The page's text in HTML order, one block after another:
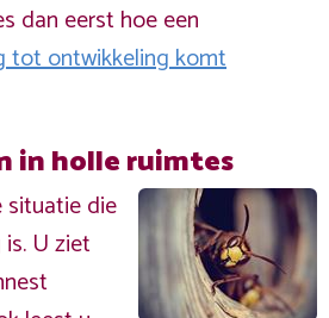
dan eerst hoe een
tot ontwikkeling komt
in holle ruimtes
situatie die
U ziet